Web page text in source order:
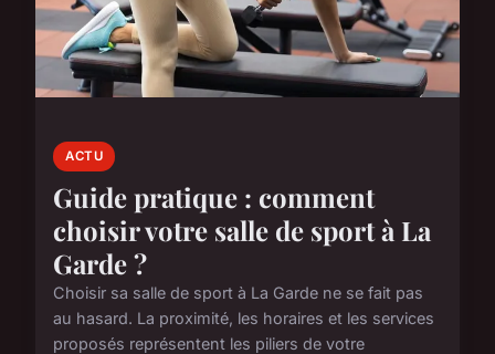
ACTU
Guide pratique : comment
choisir votre salle de sport à La
Garde ?
Choisir sa salle de sport à La Garde ne se fait pas
au hasard. La proximité, les horaires et les services
proposés représentent les piliers de votre